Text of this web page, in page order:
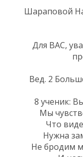
Шараповой
Для ВАС,
Вед. 2
8 ученик:
Мы
Что
Нужна
Не бродим